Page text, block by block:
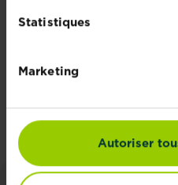
Statistiques
Marketing
Autoriser
Recevez des